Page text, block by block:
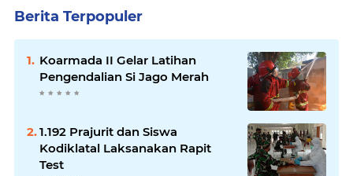
Berita Terpopuler
Koarmada II Gelar Latihan
Pengendalian Si Jago Merah
1.192 Prajurit dan Siswa
Kodiklatal Laksanakan Rapit
Test